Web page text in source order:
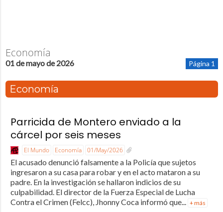
Economía
01 de mayo de 2026 Página 1
Economía
Parricida de Montero enviado a la
cárcel por seis meses
El Mundo Economía 01/May/2026
El acusado denunció falsamente a la Policía que sujetos
ingresaron a su casa para robar y en el acto mataron a su
padre. En la investigación se hallaron indicios de su
culpabilidad. El director de la Fuerza Especial de Lucha
Contra el Crimen (Felcc), Jhonny Coca informó que...
+ más